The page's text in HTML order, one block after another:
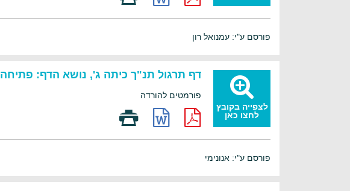
פורסם ע"י: עמנואל רון
לצפייה בקובץ
לחצו כאן
דף תרגול תנ"ך כיתה ג', נושא הדף:
פורמטים להורדה
פורסם ע"י: אנונימי